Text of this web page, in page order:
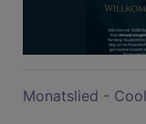
Monatslied -